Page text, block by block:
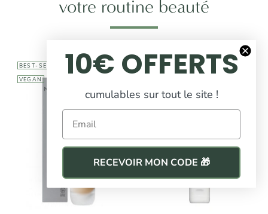
votre routine beauté
BEST-SELLER
VEGAN
MÁDARA
Fond de teint
EQUAL
36,95€
BEST-SELLER
LOLY
Crème Sans
Rinçage - Kurl
Nectar
21,00€
10€ OFFERTS
cumulables sur tout le site !
Email
RECEVOIR MON CODE 🎁